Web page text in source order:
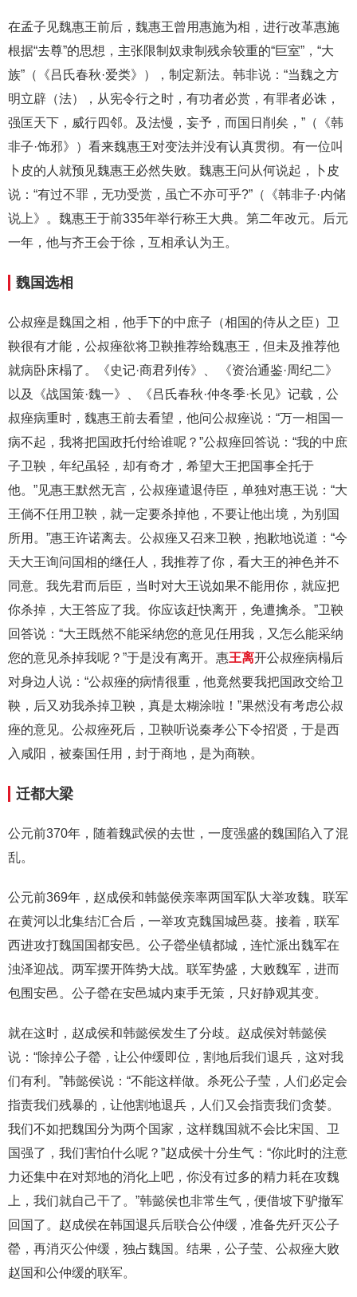
在孟子见魏惠王前后，魏惠王曾用惠施为相，进行改革惠施
根据“去尊”的思想，主张限制奴隶制残余较重的“巨室”，“大
族”（《吕氏春秋·爱类》），制定新法。韩非说：“当魏之方
明立辟（法），从宪令行之时，有功者必赏，有罪者必诛，
强匡天下，威行四邻。及法慢，妄予，而国日削矣，”（《韩
非子·饰邪》）看来魏惠王对变法并没有认真贯彻。有一位叫
卜皮的人就预见魏惠王必然失败。魏惠王问从何说起，卜皮
说：“有过不罪，无功受赏，虽亡不亦可乎?”（《韩非子·内储
说上》。魏惠王于前335年举行称王大典。第二年改元。后元
一年，他与齐王会于徐，互相承认为王。
魏国选相
公叔痤是魏国之相，他手下的中庶子（相国的侍从之臣）卫
鞅很有才能，公叔痤欲将卫鞅推荐给魏惠王，但未及推荐他
就病卧床榻了。《史记·商君列传》、 《资治通鉴·周纪二》
以及《战国策·魏一》、《吕氏春秋·仲冬季·长见》记载，公
叔痤病重时，魏惠王前去看望，他问公叔痤说：“万一相国一
病不起，我将把国政托付给谁呢？”公叔痤回答说：“我的中庶
子卫鞅，年纪虽轻，却有奇才，希望大王把国事全托于
他。”见惠王默然无言，公叔痤遣退侍臣，单独对惠王说：“大
王倘不任用卫鞅，就一定要杀掉他，不要让他出境，为别国
所用。”惠王许诺离去。公叔痤又召来卫鞅，抱歉地说道：“今
天大王询问国相的继任人，我推荐了你，看大王的神色并不
同意。我先君而后臣，当时对大王说如果不能用你，就应把
你杀掉，大王答应了我。你应该赶快离开，免遭擒杀。”卫鞅
回答说：“大王既然不能采纳您的意见任用我，又怎么能采纳
您的意见杀掉我呢？”于是没有离开。惠王离开公叔痤病榻后
对身边人说：“公叔痤的病情很重，他竟然要我把国政交给卫
鞅，后又劝我杀掉卫鞅，真是太糊涂啦！”果然没有考虑公叔
痤的意见。公叔痤死后，卫鞅听说秦孝公下令招贤，于是西
入咸阳，被秦国任用，封于商地，是为商鞅。
迁都大梁
公元前370年，随着魏武侯的去世，一度强盛的魏国陷入了混
乱。
公元前369年，赵成侯和韩懿侯亲率两国军队大举攻魏。联军
在黄河以北集结汇合后，一举攻克魏国城邑葵。接着，联军
西进攻打魏国国都安邑。公子罃坐镇都城，连忙派出魏军在
浊泽迎战。两军摆开阵势大战。联军势盛，大败魏军，进而
包围安邑。公子罃在安邑城内束手无策，只好静观其变。
就在这时，赵成侯和韩懿侯发生了分歧。赵成侯対韩懿侯
说：“除掉公子罃，让公仲缓即位，割地后我们退兵，这对我
们有利。”韩懿侯说：“不能这样做。杀死公子莹，人们必定会
指责我们残暴的，让他割地退兵，人们又会指责我们贪婪。
我们不如把魏国分为两个国家，这样魏国就不会比宋国、卫
国强了，我们害怕什么呢？”赵成侯十分生气：“你此时的注意
力还集中在对郑地的消化上吧，你没有过多的精力耗在攻魏
上，我们就自己干了。”韩懿侯也非常生气，便借坡下驴撤军
回国了。赵成侯在韩国退兵后联合公仲缓，准备先歼灭公子
罃，再消灭公仲缓，独占魏国。结果，公子莹、公叔痤大败
赵国和公仲缓的联军。